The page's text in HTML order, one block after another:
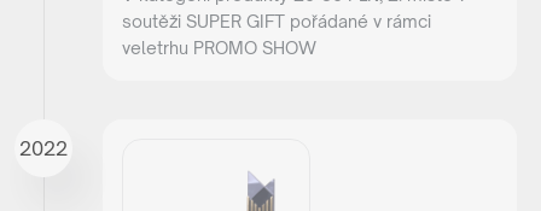
soutěži SUPER GIFT pořádané v rámci
veletrhu PROMO SHOW
2022